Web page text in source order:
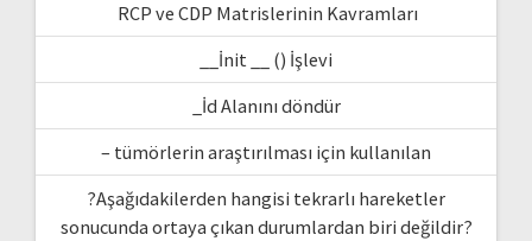
RCP ve CDP Matrislerinin Kavramları
__İnit __ () İşlevi
_İd Alanını döndür
– tümörlerin araştırılması için kullanılan
?Aşağıdakilerden hangisi tekrarlı hareketler
sonucunda ortaya çıkan durumlardan biri değildir?